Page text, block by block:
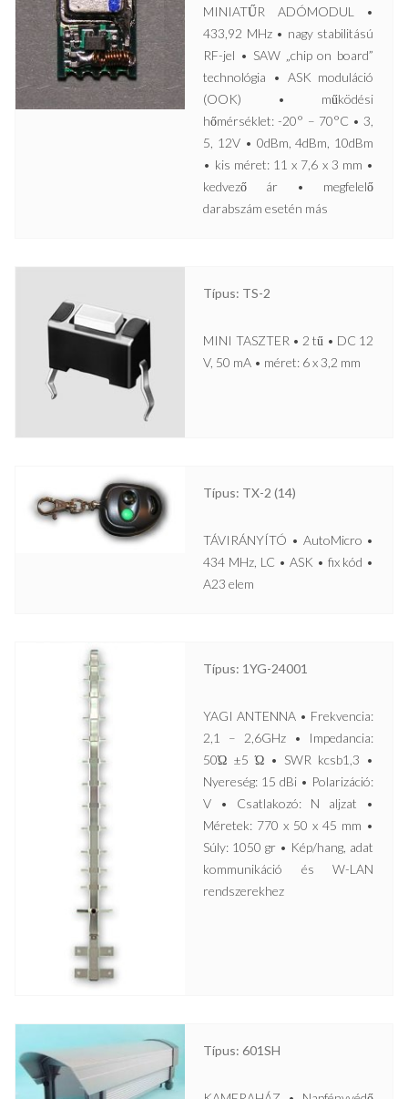
MINIATŰR ADÓMODUL •
433,92 MHz • nagy stabilitású
RF-jel • SAW „chip on board”
technológia • ASK moduláció
(OOK) • működési
hőmérséklet: -20° – 70°C • 3,
5, 12V • 0dBm, 4dBm, 10dBm
• kis méret: 11 x 7,6 x 3 mm •
kedvező ár • megfelelő
darabszám esetén más
Típus: TS-2
MINI TASZTER • 2 tű • DC 12
V, 50 mA • méret: 6 x 3,2 mm
Típus: TX-2 (14)
TÁVIRÁNYÍTÓ • AutoMicro •
434 MHz, LC • ASK • fix kód •
A23 elem
Típus: 1YG-24001
YAGI ANTENNA • Frekvencia:
2,1 – 2,6GHz • Impedancia:
50Ώ ±5 Ώ • SWR kcsb1,3 •
Nyereség: 15 dBi • Polarizáció:
V • Csatlakozó: N aljzat •
Méretek: 770 x 50 x 45 mm •
Súly: 1050 gr • Kép/hang, adat
kommunikáció és W-LAN
rendszerekhez
Típus: 601SH